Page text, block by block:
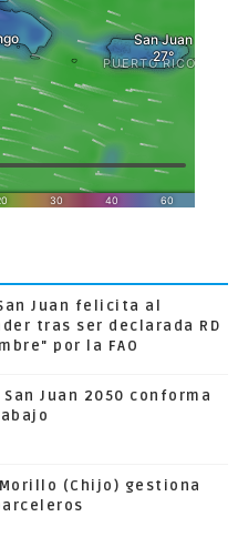
Juan felicita al
tras ser declarada RD
por la FAO
Juan 2050 conforma
(Chijo) gestiona